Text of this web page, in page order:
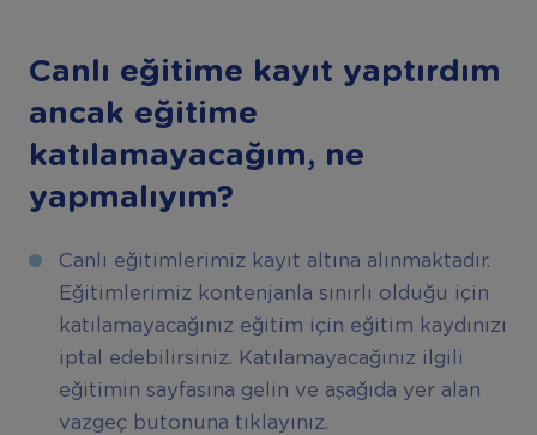
Canlı eğitime kayıt yaptırdım
ancak eğitime
katılamayacağım, ne
yapmalıyım?
Canlı eğitimlerimiz kayıt altına alınmaktadır.
Eğitimlerimiz kontenjanla sınırlı olduğu için
katılamayacağınız eğitim için eğitim kaydınızı
iptal edebilirsiniz. Katılamayacağınız ilgili
eğitimin sayfasına gelin ve aşağıda yer alan
vazgeç butonuna tıklayınız.